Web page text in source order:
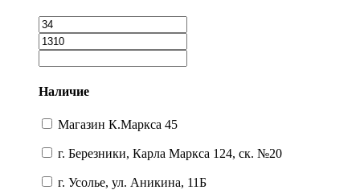
Наличие
Магазин К.Маркса 45
г. Березники, Карла Маркса 124, ск. №20
г. Усолье, ул. Аникина, 11Б